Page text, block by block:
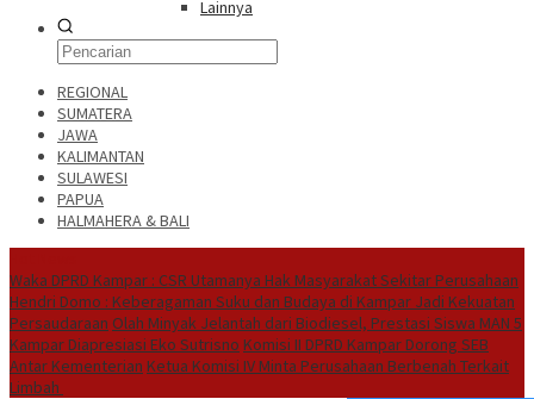
Lainnya
REGIONAL
SUMATERA
JAWA
KALIMANTAN
SULAWESI
PAPUA
HALMAHERA & BALI
Waka DPRD Kampar : CSR Utamanya Hak Masyarakat Sekitar Perusahaan
Hendri Domo : Keberagaman Suku dan Budaya di Kampar Jadi Kekuatan
Persaudaraan Olah Minyak Jelantah dari Biodiesel, Prestasi Siswa MAN 5
Kampar Diapresiasi Eko Sutrisno Komisi II DPRD Kampar Dorong SEB
Antar Kementerian Ketua Komisi IV Minta Perusahaan Berbenah Terkait
Limbah